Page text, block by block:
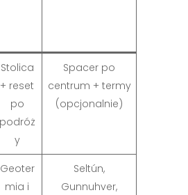
Stolica
+ reset
po
podróż
y
Spacer po
centrum + termy
(opcjonalnie)
Geoter
mia i
Seltún,
Gunnuhver,